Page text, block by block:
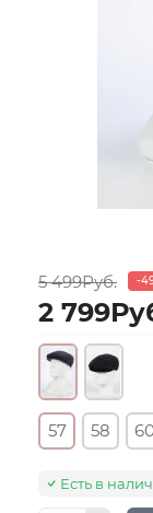
5 499Руб. -
2
57 58 60
Есть в